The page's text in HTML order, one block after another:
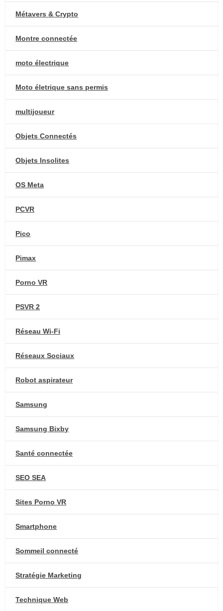
Métavers & Crypto
Montre connectée
moto électrique
Moto életrique sans permis
multijoueur
Objets Connectés
Objets Insolites
OS Meta
PCVR
Pico
Pimax
Porno VR
PSVR 2
Réseau Wi-Fi
Réseaux Sociaux
Robot aspirateur
Samsung
Samsung Bixby
Santé connectée
SEO SEA
Sites Porno VR
Smartphone
Sommeil connecté
Stratégie Marketing
Technique Web